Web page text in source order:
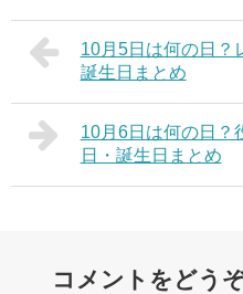
10月5日は何の日？
誕生日まとめ
10月6日は何の日？
日・誕生日まとめ
コメントをどう